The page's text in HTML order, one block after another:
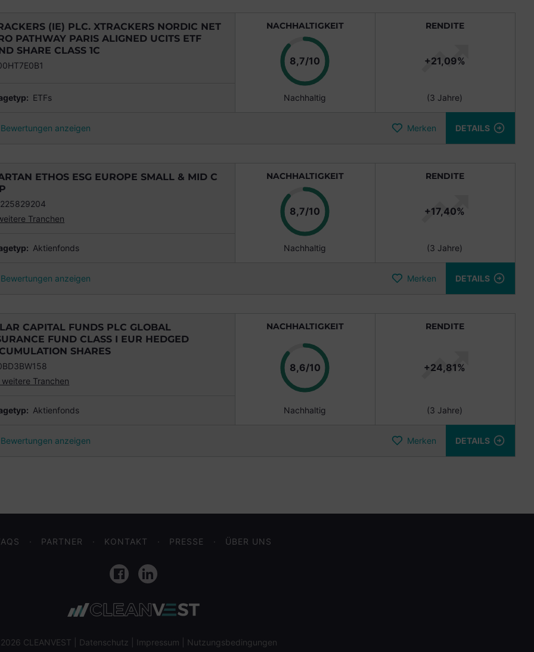
(IE) PLC. XTRACKERS NORDIC NET
PATHWAY PARIS ALIGNED UCITS ETF
SHARE CLASS 1C
ETFs
NACHHALTIGKEIT
8,7/10 Punkte
Nachhaltig
RENDITE
+21,09%
(3 Jahre)
Bewertungen anzeigen Merken DETAILS
ETHOS ESG EUROPE SMALL & MID C
Tranchen
Aktienfonds
NACHHALTIGKEIT
8,7/10 Punkte
Nachhaltig
RENDITE
+17,40%
(3 Jahre)
Bewertungen anzeigen Merken DETAILS
CAPITAL FUNDS PLC GLOBAL
FUND CLASS I EUR HEDGED
SHARES
weitere Tranchen
Aktienfonds
NACHHALTIGKEIT
8,6/10Punkte
Nachhaltig
RENDITE
+24,81%
(3 Jahre)
Bewertungen anzeigen Merken DETAILS
PARTNER KONTAKT PRESSE ÜBER UNS
FacebookLinkedIn
CLEANVEST | Datenschutz Impressum Nutzungsbedingungen